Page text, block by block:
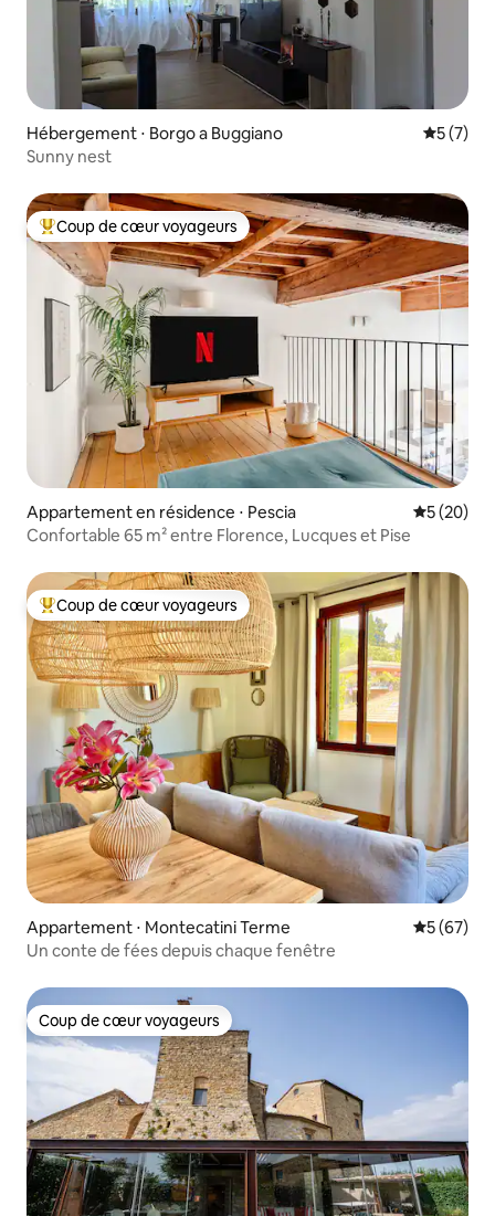
Hébergement ⋅ Borgo a Buggiano
5 (7)
Sunny nest
Coups de cœur voyageurs les plus appréciés
Coup de cœur voyageurs
Appartement en résidence ⋅ Pescia
5 (20)
Confortable 65 m² entre Florence, Lucques et Pise
Coups de cœur voyageurs les plus appréciés
Coup de cœur voyageurs
Appartement ⋅ Montecatini Terme
5 (67)
Un conte de fées depuis chaque fenêtre
Coup de cœur voyageurs
Coup de cœur voyageurs